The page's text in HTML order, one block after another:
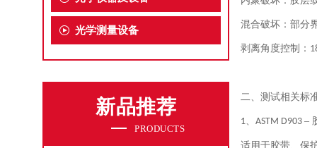
光学测量设备
新品推荐
PRODUCTS
混合破坏：部分
剥离角度控制：
二、测试相关标
1、 ASTM D903 –
适用于胶带、保